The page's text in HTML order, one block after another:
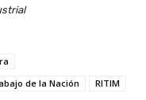
de la Nación RITIM